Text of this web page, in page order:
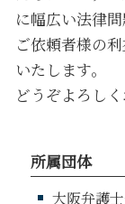
に幅広い法律
ご依頼者様の
いたします。
どうぞよろし
所属団体
大阪弁護